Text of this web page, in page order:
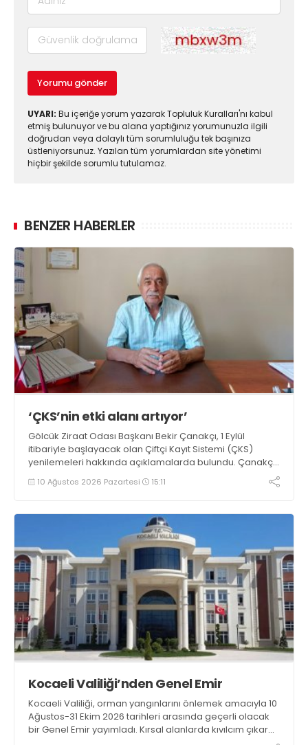
Yorumu gönder
UYARI: Bu içeriğe yorum yazarak Topluluk Kuralları'nı kabul
etmiş bulunuyor ve bu alana yaptığınız yorumunuzla ilgili
doğrudan veya dolaylı tüm sorumluluğu tek başınıza
üstleniyorsunuz. Yazılan tüm yorumlardan site yönetimi
hiçbir şekilde sorumlu tutulamaz.
BENZER HABERLER
‘ÇKS’nin etki alanı artıyor’
Gölcük Ziraat Odası Başkanı Bekir Çanakçı, 1 Eylül
itibariyle başlayacak olan Çiftçi Kayıt Sistemi (ÇKS)
yenilemeleri hakkında açıklamalarda bulundu. Çanakçı,
“Çiftçi Kayıt Sistemi formatı, yaygınlaşması ve etki alanı
her yıl artarak devam etmektedir” dedi
10 Ağustos 2026 Pazartesi 15:11
Kocaeli Valiliği’nden Genel Emir
Kocaeli Valiliği, orman yangınlarını önlemek amacıyla 10
Ağustos-31 Ekim 2026 tarihleri arasında geçerli olacak
bir Genel Emir yayımladı. Kırsal alanlarda kıvılcım çıkaran